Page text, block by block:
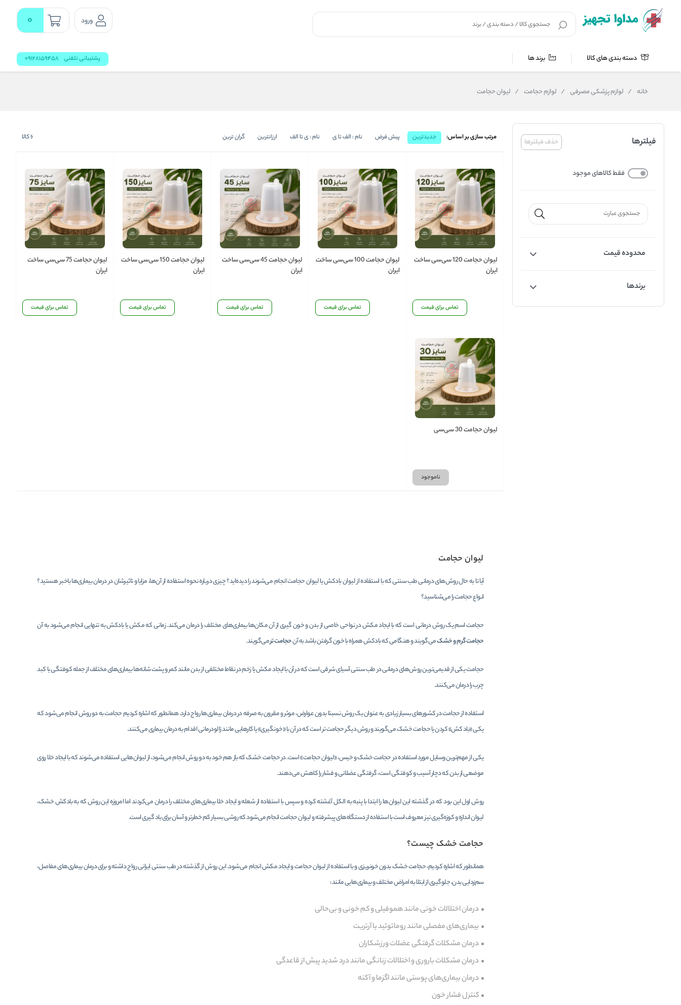
ورود 0
دسته بندی های کالا برند ها پشتیبانی تلفنی 09128159458
خانه / لوازم پزشکی مصرفی / لوازم حجامت / لیوان حجامت
حذف فیلترها فیلترها
فقط کالاهای موجود
محدوده قیمت
برندها
مرتب سازی بر اساس: جدیدترین پیش فرض نام : الف تا ی نام : ی تا الف ارزانترین گران ترین 6کالا
لیوان حجامت 120 سی‌سی ساخت
ایران
تماس برای قیمت
لیوان حجامت 100 سی‌سی ساخت
ایران
تماس برای قیمت
لیوان حجامت 45 سی‌سی ساخت
ایران
تماس برای قیمت
لیوان حجامت 150 سی‌سی ساخت
ایران
تماس برای قیمت
لیوان حجامت 75 سی‌سی ساخت
ایران
تماس برای قیمت
لیوان حجامت 30 سی‌سی
ناموجود
لیوان حجامت
آیا تا به حال روش‌های درمانی طب سنتی که با استفاده از لیوان بادکش یا لیوان حجامت انجام می‌شوند را دیده‌اید؟ چیزی درباره نحوه استفاده از آن‌ها، مزایا و تاثیرشان در درمان بیماری‌ها باخبر هستید؟
انواع حجامت را می‌شناسید؟
حجامت اسم یک روش درمانی است که با ایجاد مکش در نواحی خاصی از بدن و خون گیری از آن مکان‌ها بیماری‌های مختلف را درمان می‌کند. زمانی که مکش یا بادکش به تنهایی انجام می‌شود به آن
حجامت گرم و خشکمی‌گویند و هنگامی که بادکش همراه با خون گرفتن باشد به آنحجامت ‌ترمی‌گویند.
حجامت یکی از قدیمی‌ترین روش‌های درمانی در طب سنتی آسیای شرقی است که در آن با ایجاد مکش یا زخم در نقاط مختلفی از بدن مانند کمر و پشت شانه‌ها بیماری‌های مختلف از جمله کوفتگی یا کبد
چرب را درمان می‌کنند.
استفاده از حجامت در کشورهای بسیار زیادی به عنوان یک روش نسبتا بدون عوارض، موثر و مقرون به صرفه در درمان بیماری‌ها رواج دارد. همانطور که اشاره کردیم حجامت به دو روش انجام می‌شود که
یکی «باد کش» کردن یا حجامت خشک می‌گویند و روش دیگر حجامت تر است که در آن با «خونگیری» یا کارهایی مانند زالودرمانی اقدام به درمان بیماری می‌کنند.
یکی از مهم‌ترین وسایل مورد استفاده در حجامت خشک و خیس، «لیوان حجامت» است. در حجامت خشک که باز هم خود به دو روش انجام می‌شود، از لیوان‌هایی استفاده می‌شوند که با ایجاد خلا روی
موضعی از بدن که دچار آسیب و کوفتگی است، گرفتگی عضلانی و فشار را کاهش می‌دهند.
روش اول این بود که در گذشته این لیوان‌ها را ابتدا با پنبه به الکل آغشته کرده و سپس با استفاده از شعله و ایجاد خلا بیماری‌های مختلف را درمان می‌کردند اما امروزه این روش که به بادکش خشک،
لیوان اندازه و کوزه‌گیری نیز معروف است با استفاده از دستگاه‌های پیشرفته و لیوان حجامت انجام می‌شود که روشی بسیار کم خطرتر و آسان برای باد گیری است.
حجامت خشک چیست؟
همانطور که اشاره کردیم، حجامت خشک بدون خونریزی و با استفاده از لیوان حجامت و ایجاد مکش انجام می‌شود. این روش از گذشته در طب سنتی ایرانی رواج داشته و برای درمان بیماری‌های مفاصل،
سم‌زدایی بدن، جلوگیری از ابتلا به امراض مختلف و بیماری‌هایی مانند :
درمان اختلالات خونی مانند هموفیلی و کم خونی و بی‌حالی
بیماری‌های مفصلی مانند روماتوئید یا آرتریت
درمان مشکلات گرفتگی عضلات ورزشکاران
درمان مشکلات باروری و اختلالات زنانگی مانند درد شدید پیش از قاعدگی
درمان بیماری‌های پوستی مانند اگزما و آکنه
کنترل فشار خون